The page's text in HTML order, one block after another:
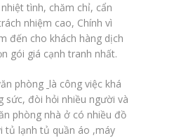
tình, chăm chỉ, cẩn
nhiệm cao, Chính vì
đến cho khách hàng dịch
gói giá cạnh tranh nhất.
phòng là công việc khá
sức, đòi hỏi nhiều người và
phòng nhà ở có nhiều đồ
tủ lạnh tủ quần áo ,máy